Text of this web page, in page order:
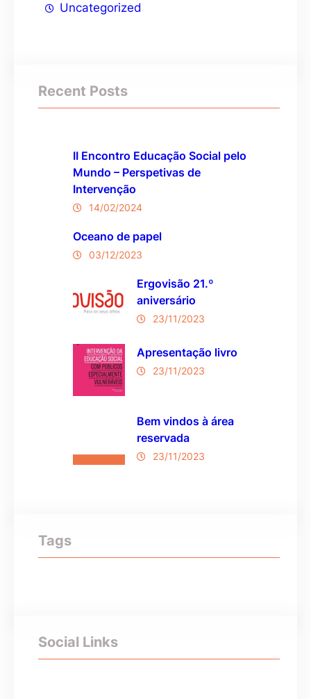
Uncategorized
Recent Posts
II Encontro Educação Social pelo
Mundo – Perspetivas de
Intervenção
14/02/2024
Oceano de papel
03/12/2023
Ergovisão 21.º
aniversário
23/11/2023
Apresentação livro
23/11/2023
Bem vindos à área
reservada
23/11/2023
Tags
Social Links